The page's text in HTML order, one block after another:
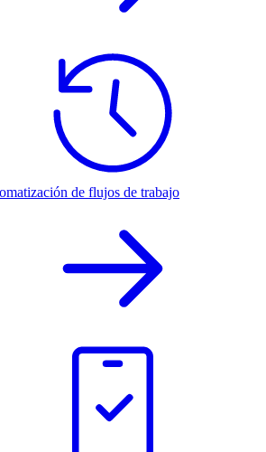
de flujos de trabajo